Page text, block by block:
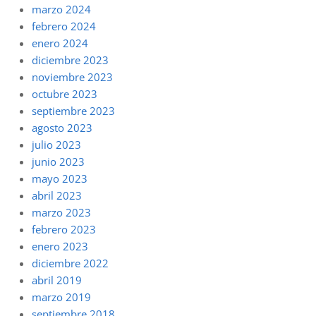
marzo 2024
febrero 2024
enero 2024
diciembre 2023
noviembre 2023
octubre 2023
septiembre 2023
agosto 2023
julio 2023
junio 2023
mayo 2023
abril 2023
marzo 2023
febrero 2023
enero 2023
diciembre 2022
abril 2019
marzo 2019